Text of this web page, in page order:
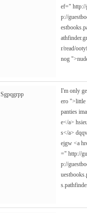
ef=" http://
p://
r/read/
nog
Sgpqgrpp
I'm only
ero ">little
panties
e</a>
s</a>
ejgw <a
=" http://
p://